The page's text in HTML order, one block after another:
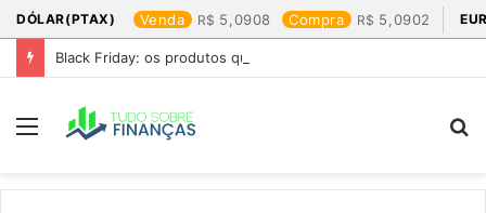
DÓLAR(PTAX) Venda 5,0908 Compra 5,0902
Black Friday: os produtos que mais valem a pena
Menu